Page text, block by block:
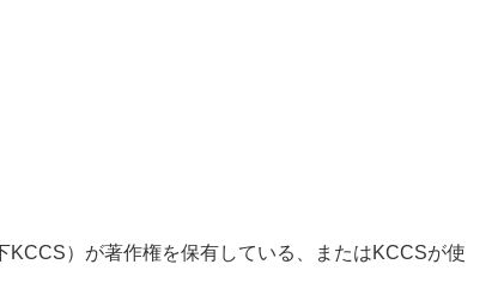
）が著作権を保有している、またはKCCSが使